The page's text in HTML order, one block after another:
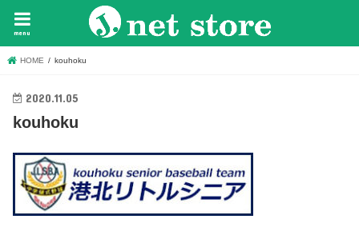
menu
HOME kouhoku
2020.11.05
kouhoku